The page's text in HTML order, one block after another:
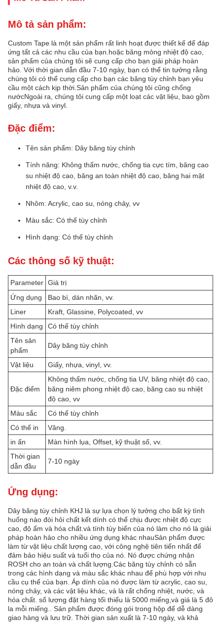
Mô tả sản phẩm:
Custom Tape là một sản phẩm rất linh hoạt được thiết kế để đáp
ứng tất cả các nhu cầu của bạn.hoặc băng mỏng nhiệt độ cao,
sản phẩm của chúng tôi sẽ cung cấp cho bạn giải pháp hoàn
hảo. Với thời gian dẫn đầu 7-10 ngày, bạn có thể tin tưởng rằng
chúng tôi có thể cung cấp cho bạn các băng tùy chỉnh bạn yêu
cầu một cách kịp thời.Sản phẩm của chúng tôi cũng chống
nướcNgoài ra, chúng tôi cung cấp một loạt các vật liệu, bao gồm
giấy, nhựa và vinyl.
Đặc điểm:
Tên sản phẩm: Dây băng tùy chỉnh
Tính năng: Không thấm nước, chống tia cực tím, băng cao
su nhiệt độ cao, băng an toàn nhiệt độ cao, băng hai mặt
nhiệt độ cao, v.v.
Nhôm: Acrylic, cao su, nóng chảy, vv
Màu sắc: Có thể tùy chỉnh
Hình dạng: Có thể tùy chỉnh
Các thông số kỹ thuật:
Parameter Giá trị
Ứng dụng
Bao bì, dán nhãn, vv.
Liner
Kraft, Glassine, Polycoated, vv
Hình dạng
Có thể tùy chỉnh
Tên sản
phẩm
Dây băng tùy chỉnh
Vật liệu Giấy, nhựa, vinyl, vv.
Đặc điểm
Không thấm nước, chống tia UV, băng nhiệt độ cao,
băng niêm phong nhiệt độ cao, băng cao su nhiệt
độ cao, vv
Màu sắc
Có thể tùy chỉnh
Có thể in
Vâng.
in ấn
Màn hình lụa, Offset, kỹ thuật số, vv.
Thời gian
dẫn đầu
7-10 ngày
Ứng dụng:
Dây băng tùy chỉnh KHJ là sự lựa chọn lý tưởng cho bất kỳ tình
huống nào đòi hỏi chất kết dính có thể chịu được nhiệt độ cực
cao, độ ẩm và hóa chất.và tính tùy biến của nó làm cho nó là giải
pháp hoàn hảo cho nhiều ứng dụng khác nhauSản phẩm được
làm từ vật liệu chất lượng cao, với công nghệ tiên tiến nhất để
đảm bảo hiệu suất và tuổi thọ của nó. Nó được chứng nhận
ROSH cho an toàn và chất lượng.Các băng tùy chỉnh có sẵn
trong các hình dạng và màu sắc khác nhau để phù hợp với nhu
cầu cụ thể của bạn. Áp dính của nó được làm từ acrylic, cao su,
nóng chảy, và các vật liệu khác, và là rất chống nhiệt, nước, và
hóa chất. số lượng đặt hàng tối thiểu là 5000 miếng,và giá là 5 đô
la mỗi miếng.. Sản phẩm được đóng gói trong hộp để dễ dàng
giao hàng và lưu trữ. Thời gian sản xuất là 7-10 ngày, và khả